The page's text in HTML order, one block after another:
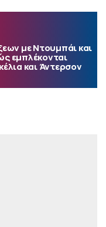
με Ντουμπάι και
εμπλέκονται
και Άντερσον